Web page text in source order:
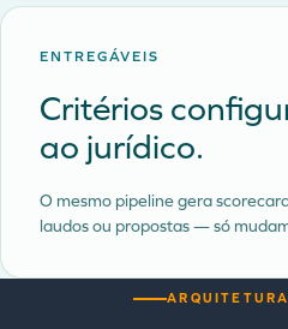
ENTREGÁVEIS
Critérios
ao jurídico.
O mesmo pipeline gera
laudos ou propostas — só